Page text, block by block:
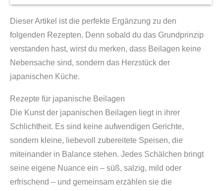
e
n
M
e
n
g
Dieser Artikel ist die perfekte Ergänzung zu den
folgenden Rezepten. Denn sobald du das Grundprinzip
verstanden hast, wirst du merken, dass Beilagen keine
Nebensache sind, sondern das Herzstück der
japanischen Küche.
Rezepte für japanische Beilagen
Die Kunst der japanischen Beilagen liegt in ihrer
Schlichtheit. Es sind keine aufwendigen Gerichte,
sondern kleine, liebevoll zubereitete Speisen, die
miteinander in Balance stehen. Jedes Schälchen bringt
seine eigene Nuance ein – süß, salzig, mild oder
erfrischend – und gemeinsam erzählen sie die